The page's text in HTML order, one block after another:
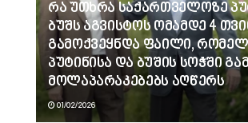
რა უთხრა საქართველოზე
ბუშს აგვისტოს ომამდე 4
გამოქვეყნდა ფაილი,
პუტინისა და ბუშის სოჭში
მოლაპარაკებებს აღწერს
01/02/2026